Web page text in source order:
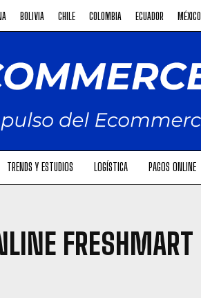
BOLIVIA CHILE COLOMBIA ECUADOR MÉXICO
TRENDS Y ESTUDIOS LOGÍSTICA PAGOS ONLINE
FRESHMART